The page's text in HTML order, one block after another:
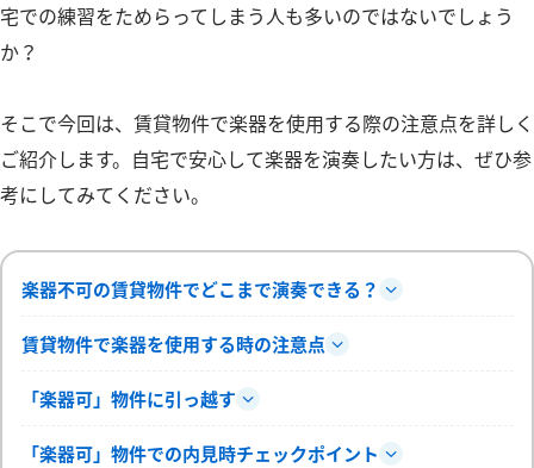
宅での練習をためらってしまう人も多いのではないでしょう
か？
そこで今回は、賃貸物件で楽器を使用する際の注意点を詳しく
ご紹介します。自宅で安心して楽器を演奏したい方は、ぜひ参
考にしてみてください。
楽器不可の賃貸物件でどこまで演奏できる？
賃貸物件で楽器を使用する時の注意点
「楽器可」物件に引っ越す
「楽器可」物件での内見時チェックポイント